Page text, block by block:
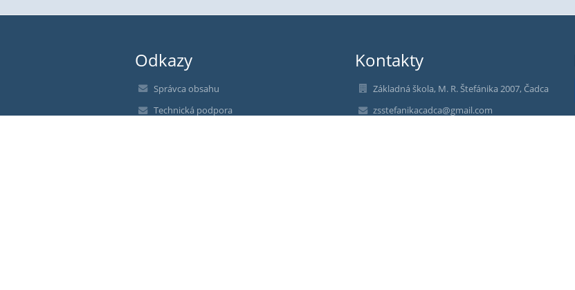
Odkazy
Správca obsahu
Technická podpora
Kontakty
Základná škola, M. R. Štefánika 2007, Čadca
zsstefanikacadca@gmail.com